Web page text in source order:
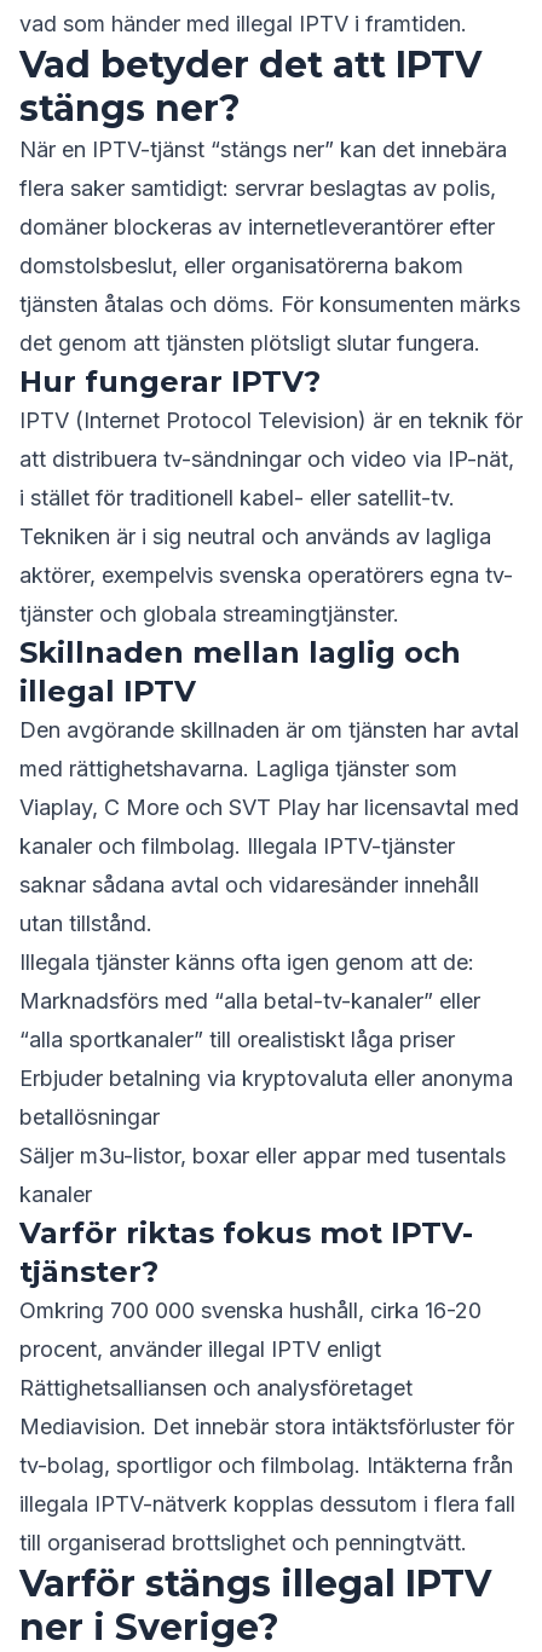
vad som händer med illegal IPTV i framtiden.
Vad betyder det att IPTV
stängs ner?
När en IPTV-tjänst “stängs ner” kan det innebära
flera saker samtidigt: servrar beslagtas av polis,
domäner blockeras av internetleverantörer efter
domstolsbeslut, eller organisatörerna bakom
tjänsten åtalas och döms. För konsumenten märks
det genom att tjänsten plötsligt slutar fungera.
Hur fungerar IPTV?
IPTV (Internet Protocol Television) är en teknik för
att distribuera tv-sändningar och video via IP-nät,
i stället för traditionell kabel- eller satellit-tv.
Tekniken är i sig neutral och används av lagliga
aktörer, exempelvis svenska operatörers egna tv-
tjänster och globala streamingtjänster.
Skillnaden mellan laglig och
illegal IPTV
Den avgörande skillnaden är om tjänsten har avtal
med rättighetshavarna. Lagliga tjänster som
Viaplay, C More och SVT Play har licensavtal med
kanaler och filmbolag. Illegala IPTV-tjänster
saknar sådana avtal och vidaresänder innehåll
utan tillstånd.
Illegala tjänster känns ofta igen genom att de:
Marknadsförs med “alla betal-tv-kanaler” eller
“alla sportkanaler” till orealistiskt låga priser
Erbjuder betalning via kryptovaluta eller anonyma
betallösningar
Säljer m3u-listor, boxar eller appar med tusentals
kanaler
Varför riktas fokus mot IPTV-
tjänster?
Omkring 700 000 svenska hushåll, cirka 16-20
procent, använder illegal IPTV enligt
Rättighetsalliansen och analysföretaget
Mediavision. Det innebär stora intäktsförluster för
tv-bolag, sportligor och filmbolag. Intäkterna från
illegala IPTV-nätverk kopplas dessutom i flera fall
till organiserad brottslighet och penningtvätt.
Varför stängs illegal IPTV
ner i Sverige?